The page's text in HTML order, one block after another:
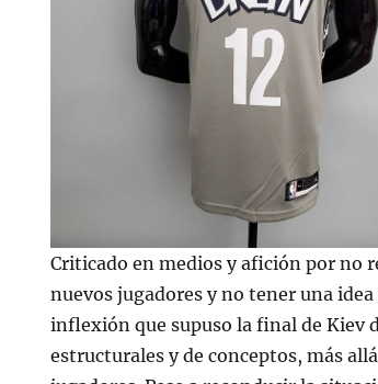
Criticado en medios y afición por no
nuevos jugadores y no tener una
inflexión que supuso la final de Kiev
estructurales y de conceptos, más